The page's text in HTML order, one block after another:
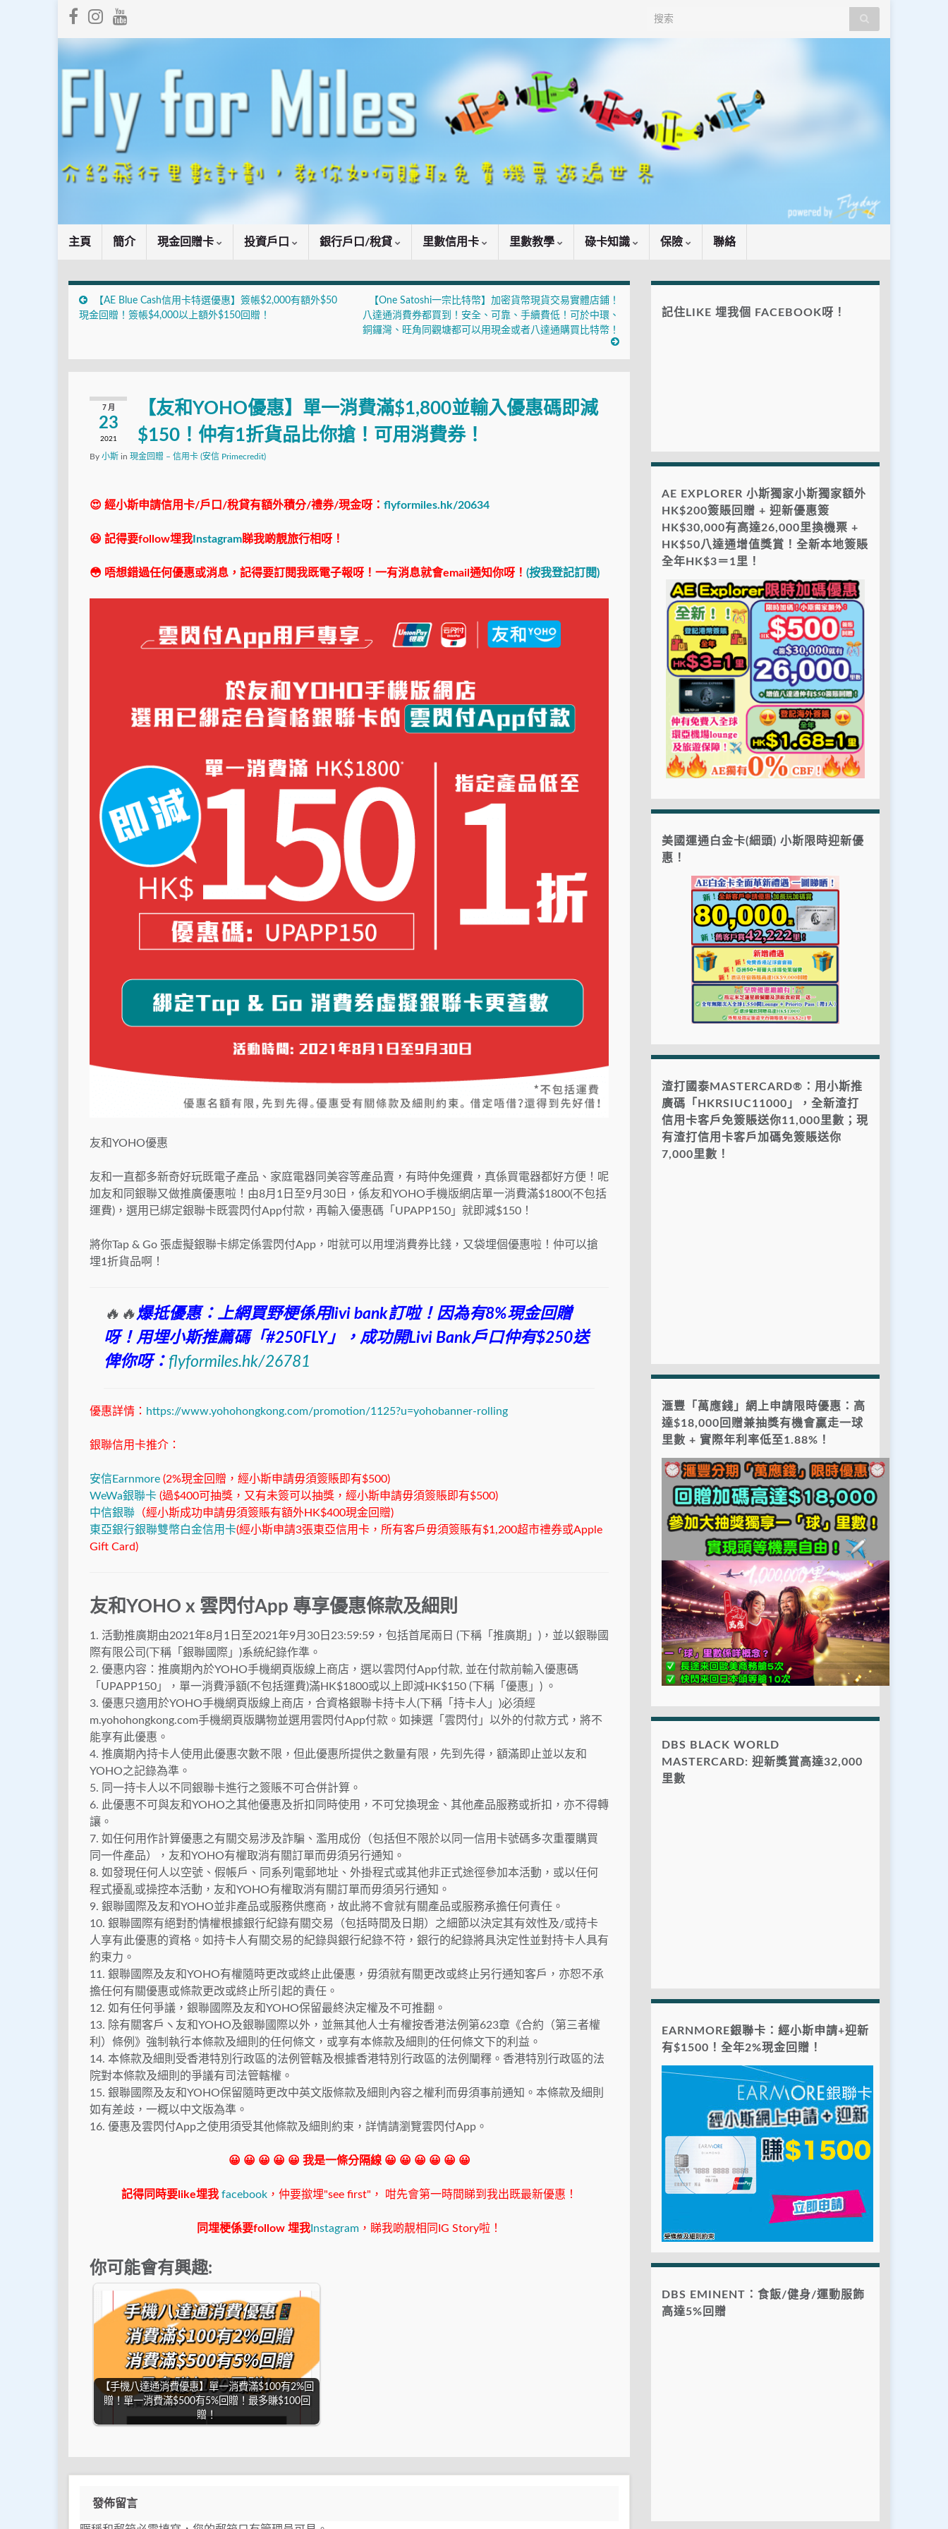
Search for:
主頁 簡介 現金回贈卡 投資戶口 銀行戶口/稅貸 里數信用卡 里數教學 碌卡知識 保險 聯絡
【AE Blue Cash信用卡特選優惠】簽帳$2,000有額外$50
現金回贈！簽帳$4,000以上額外$150回贈！
【One Satoshi一宗比特幣】加密貨幣現貨交易實體店鋪！
八達通消費券都買到！安全、可靠、手續費低！可於中環、
銅鑼灣、旺角同觀塘都可以用現金或者八達通購買比特幣！
7 月
23
2021
【友和YOHO優惠】單一消費滿$1,800並輸入優惠碼即減
$150！仲有1折貨品比你搶！可用消費券！
By 小斯 in 現金回贈 – 信用卡 (安信 Primecredit)
😍 經小斯申請信用卡/戶口/稅貸有額外積分/禮券/現金呀： flyformiles.hk/20634
😆 記得要follow埋我 Instagram睇我啲靚旅行相呀！
😳 唔想錯過任何優惠或消息，記得要訂閱我既電子報呀！一有消息就會email通知你呀！ (按我登記訂閱)
友和YOHO優惠
友和一直都多新奇好玩既電子產品、家庭電器同美容等產品賣，有時仲免運費，真係買電器都好方便！呢
加友和同銀聯又做推廣優惠啦！由8月1日至9月30日，係友和YOHO手機版網店單一消費滿$1800(不包括
運費)，選用已綁定銀聯卡既雲閃付App付款，再輸入優惠碼「UPAPP150」就即減$150！
將你Tap & Go 張虛擬銀聯卡綁定係雲閃付App，咁就可以用埋消費券比錢，又袋埋個優惠啦！仲可以搶
埋1折貨品啊！
🔥🔥爆抵優惠：上網買野梗係用livi bank訂啦！因為有8%現金回贈
呀！用埋小斯推薦碼「#250FLY 」，成功開Livi Bank戶口仲有$250送
俾你呀： flyformiles.hk/26781
優惠詳情： https://www.yohohongkong.com/promotion/1125?u=yohobanner-rolling
銀聯信用卡推介：
安信Earnmore (2%現金回贈，經小斯申請毋須簽賬即有$500)
WeWa銀聯卡 (過$400可抽獎，又有未簽可以抽獎，經小斯申請毋須簽賬即有$500)
中信銀聯 （經小斯成功申請毋須簽賬有額外HK$400現金回贈)
東亞銀行銀聯雙幣白金信用卡(經小斯申請3張東亞信用卡，所有客戶毋須簽賬有$1,200超市禮券或Apple
Gift Card)
友和YOHO x 雲閃付App 專享優惠條款及細則
1. 活動推廣期由2021年8月1日至2021年9月30日23:59:59，包括首尾兩日 (下稱「推廣期」)，並以銀聯國
際有限公司(下稱「銀聯國際」)系統紀錄作準。
2. 優惠内容：推廣期內於YOHO手機網頁版線上商店，選以雲閃付App付款, 並在付款前輸入優惠碼
「UPAPP150」，單一消費淨額(不包括運費)滿HK$1800或以上即減HK$150 (下稱「優惠」) 。
3. 優惠只適用於YOHO手機網頁版線上商店，合資格銀聯卡持卡人(下稱「持卡人」)必須經
m.yohohongkong.com手機網頁版購物並選用雲閃付App付款。如揀選「雲閃付」以外的付款方式，將不
能享有此優惠。
4. 推廣期內持卡人使用此優惠次數不限，但此優惠所提供之數量有限，先到先得，額滿即止並以友和
YOHO之記錄為準。
5. 同一持卡人以不同銀聯卡進行之簽賬不可合併計算。
6. 此優惠不可與友和YOHO之其他優惠及折扣同時使用，不可兌換現金、其他產品服務或折扣，亦不得轉
讓。
7. 如任何用作計算優惠之有關交易涉及詐騙、濫用成份（包括但不限於以同一信用卡號碼多次重覆購買
同一件產品），友和YOHO有權取消有關訂單而毋須另行通知。
8. 如發現任何人以空號、假帳戶、同系列電郵地址、外掛程式或其他非正式途徑參加本活動，或以任何
程式擾亂或操控本活動，友和YOHO有權取消有關訂單而毋須另行通知。
9. 銀聯國際及友和YOHO並非產品或服務供應商，故此將不會就有關產品或服務承擔任何責任。
10. 銀聯國際有絕對酌情權根據銀行紀錄有關交易（包括時間及日期）之細節以決定其有效性及/或持卡
人享有此優惠的資格。如持卡人有關交易的紀錄與銀行紀錄不符，銀行的紀錄將具決定性並對持卡人具有
約束力。
11. 銀聯國際及友和YOHO有權隨時更改或終止此優惠，毋須就有關更改或終止另行通知客戶，亦恕不承
擔任何有關優惠或條款更改或終止所引起的責任。
12. 如有任何爭議，銀聯國際及友和YOHO保留最終決定權及不可推翻。
13. 除有關客戶ヽ友和YOHO及銀聯國際以外，並無其他人士有權按香港法例第623章《合約（第三者權
利）條例》強制執行本條款及細則的任何條文，或享有本條款及細則的任何條文下的利益。
14. 本條款及細則受香港特別行政區的法例管轄及根據香港特別行政區的法例闡釋。香港特別行政區的法
院對本條款及細則的爭議有司法管轄權。
15. 銀聯國際及友和YOHO保留隨時更改中英文版條款及細則內容之權利而毋須事前通知。本條款及細則
如有差歧，一概以中文版為準。
16. 優惠及雲閃付App之使用須受其他條款及細則約束，詳情請瀏覽雲閃付App。
😀 😀 😀 😀 😀 我是一條分隔線 😀 😀 😀 😀 😀 😀
記得同時要like埋我 facebook ，仲要撳埋"see first"， 咁先會第一時間睇到我出既最新優惠！
同埋梗係要follow 埋我 Instagram ，睇我啲靚相同IG Story啦！
你可能會有興趣:
【手機八達通消費優惠】單一消費滿$100有2%回
贈！單一消費滿$500有5%回贈！最多賺$100回
贈！
發佈留言
記住LIKE 埋我個 FACEBOOK呀！
AE EXPLORER 小斯獨家小斯獨家額外
HK$200簽賬回贈 + 迎新優惠簽
HK$30,000有高達26,000里換機票 +
HK$50八達通增值獎賞！全新本地簽賬
全年HK$3＝1里！
美國運通白金卡(細頭) 小斯限時迎新優
惠！
渣打國泰MASTERCARD®：用小斯推
廣碼「HKRSIUC11000」，全新渣打
信用卡客戶免簽賬送你11,000里數；現
有渣打信用卡客戶加碼免簽賬送你
7,000里數！
滙豐「萬應錢」網上申請限時優惠：高
達$18,000回贈兼抽獎有機會贏走一球
里數 + 實際年利率低至1.88%！
DBS BLACK WORLD
MASTERCARD: 迎新獎賞高達32,000
里數
EARNMORE銀聯卡：經小斯申請+迎新
有$1500！全年2%現金回贈！
DBS EMINENT：食飯/健身/運動服飾
高達5%回贈